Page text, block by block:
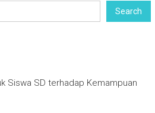
Search
Siswa SD terhadap Kemampuan